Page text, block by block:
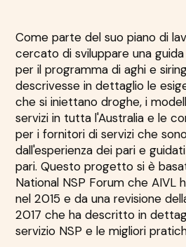
Come parte del suo piano di
cercato di sviluppare una
per il programma di aghi e
descrivesse in dettaglio le
che si iniettano droghe, i
servizi in tutta l'Australia e le
per i fornitori di servizi che
dall'esperienza dei pari e
pari. Questo progetto si è
National NSP Forum che AIVL
nel 2015 e da una revisione
2017 che ha descritto in
servizio NSP e le migliori